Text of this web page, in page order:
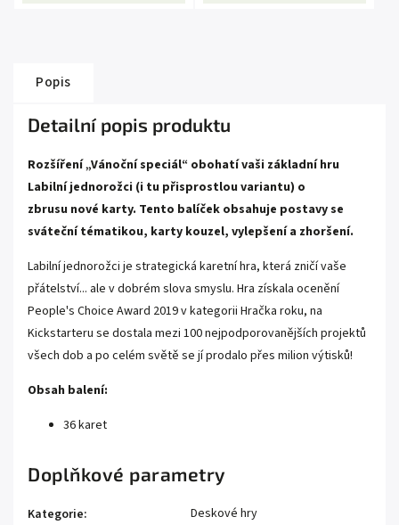
Popis
Detailní popis produktu
Rozšíření „Vánoční speciál“ obohatí vaši základní hru
Labilní jednorožci (i tu přisprostlou variantu) o
zbrusu nové karty. Tento balíček obsahuje postavy se
sváteční tématikou, karty kouzel, vylepšení a zhoršení.
Labilní jednorožci je strategická karetní hra, která zničí vaše
přátelství... ale v dobrém slova smyslu. Hra získala ocenění
People's Choice Award 2019 v kategorii Hračka roku, na
Kickstarteru se dostala mezi 100 nejpodporovanějších projektů
všech dob a po celém světě se jí prodalo přes milion výtisků!
Obsah balení:
36 karet
Doplňkové parametry
Kategorie:
Deskové hry